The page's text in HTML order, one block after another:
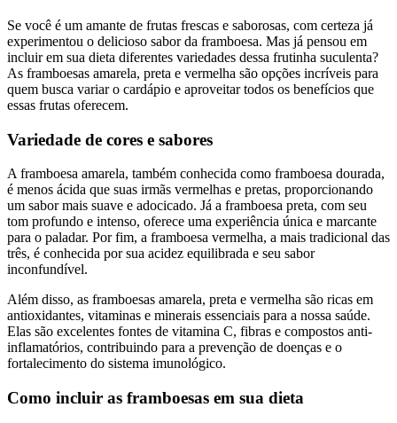
Se você é um amante de frutas frescas e saborosas, com certeza já
experimentou o delicioso sabor da framboesa. Mas já pensou em
incluir em sua dieta diferentes variedades dessa frutinha suculenta?
As framboesas amarela, preta e vermelha são opções incríveis para
quem busca variar o cardápio e aproveitar todos os benefícios que
essas frutas oferecem.
Variedade de cores e sabores
A framboesa amarela, também conhecida como framboesa dourada,
é menos ácida que suas irmãs vermelhas e pretas, proporcionando
um sabor mais suave e adocicado. Já a framboesa preta, com seu
tom profundo e intenso, oferece uma experiência única e marcante
para o paladar. Por fim, a framboesa vermelha, a mais tradicional das
três, é conhecida por sua acidez equilibrada e seu sabor
inconfundível.
Além disso, as framboesas amarela, preta e vermelha são ricas em
antioxidantes, vitaminas e minerais essenciais para a nossa saúde.
Elas são excelentes fontes de vitamina C, fibras e compostos anti-
inflamatórios, contribuindo para a prevenção de doenças e o
fortalecimento do sistema imunológico.
Como incluir as framboesas em sua dieta